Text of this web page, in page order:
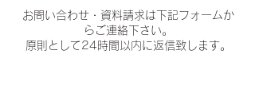
お問い合わせ・資料請求は下記フォームか
らご連絡下さい。
​原則として24時間以内に返信致します。